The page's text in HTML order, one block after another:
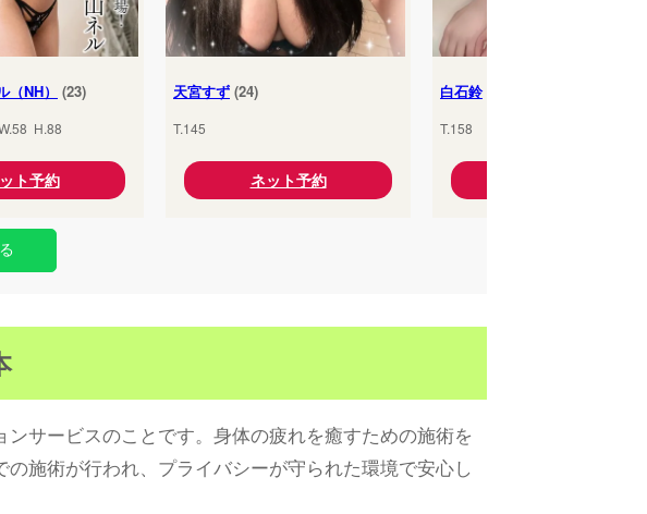
NH） (23)
H.88
ト予約
天宮すず (24)
T.145
ネット予約
白石鈴(25)
T.158
サービスのことです。身体の疲れを癒すための施術を
施術が行われ、プライバシーが守られた環境で安心し